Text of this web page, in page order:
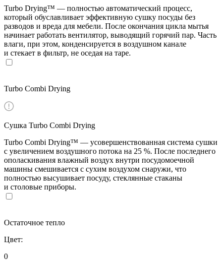
Turbo Drying™ — полностью автоматический процесс,
который обуславливает эффективную сушку посуды без
разводов и вреда для мебели. После окончания цикла мытья
начинает работать вентилятор, выводящий горячий пар. Часть
влаги, при этом, конденсируется в воздушном канале
и стекает в фильтр, не оседая на таре.
Turbo Combi Drying
Сушка Turbo Combi Drying
Turbo Combi Drying™ — усовершенствованная система сушки
с увеличением воздушного потока на 25 %. После последнего
ополаскивания влажный воздух внутри посудомоечной
машины смешивается с сухим воздухом снаружи, что
полностью высушивает посуду, стеклянные стаканы
и столовые приборы.
Остаточное тепло
Цвет:
0